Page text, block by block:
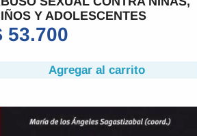
Y ADOLESCENTES
53.700
Agregar al carrito